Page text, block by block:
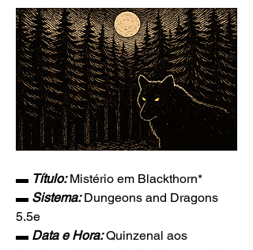
▬ Título: Mistério em Blackthorn*
▬ Sistema: Dungeons and Dragons
5.5e
▬ Data e Hora: Quinzenal aos